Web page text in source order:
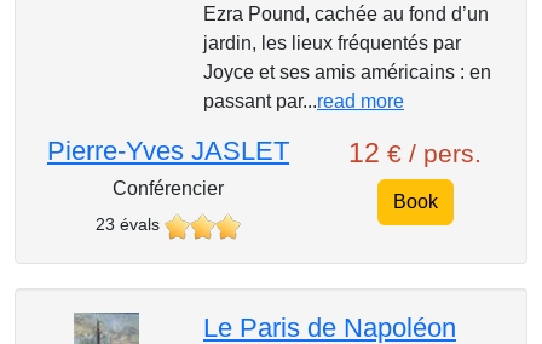
Ezra Pound, cachée au fond d’un
jardin, les lieux fréquentés par
Joyce et ses amis américains : en
passant par...read more
Pierre-Yves JASLET
Conférencier
23 évals
12 € / pers.
Book
Le Paris de Napoléon